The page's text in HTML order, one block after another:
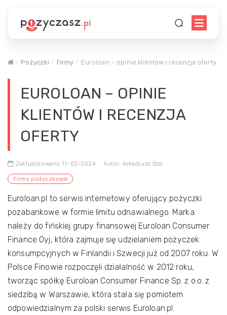
Pożyczki Firmy Euroloan – opinie klientów i recenzja oferty
EUROLOAN – OPINIE
KLIENTÓW I RECENZJA
OFERTY
Zaktualizowano 11-02-2024 Autor: Arkadiusz Stal
Firmy pożyczkowe
Euroloan.pl to serwis internetowy oferujący pożyczki
pozabankowe w formie limitu odnawialnego. Marka
należy do fińskiej grupy finansowej Euroloan Consumer
Finance Oyj, która zajmuje się udzielaniem pożyczek
konsumpcyjnych w Finlandii i Szwecji już od 2007 roku. W
Polsce Finowie rozpoczęli działalność w 2012 roku,
tworząc spółkę Euroloan Consumer Finance Sp. z o.o. z
siedzibą w Warszawie, która stała się pomiotem
odpowiedzialnym za polski serwis Euroloan.pl.